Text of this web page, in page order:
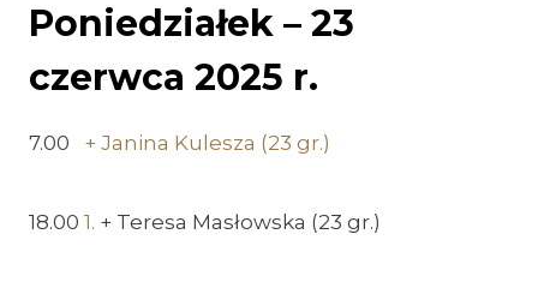
Poniedziałek – 23
czerwca 2025 r.
7.00 + Janina Kulesza (23 gr.)
18.00 1. + Teresa Masłowska (23 gr.)